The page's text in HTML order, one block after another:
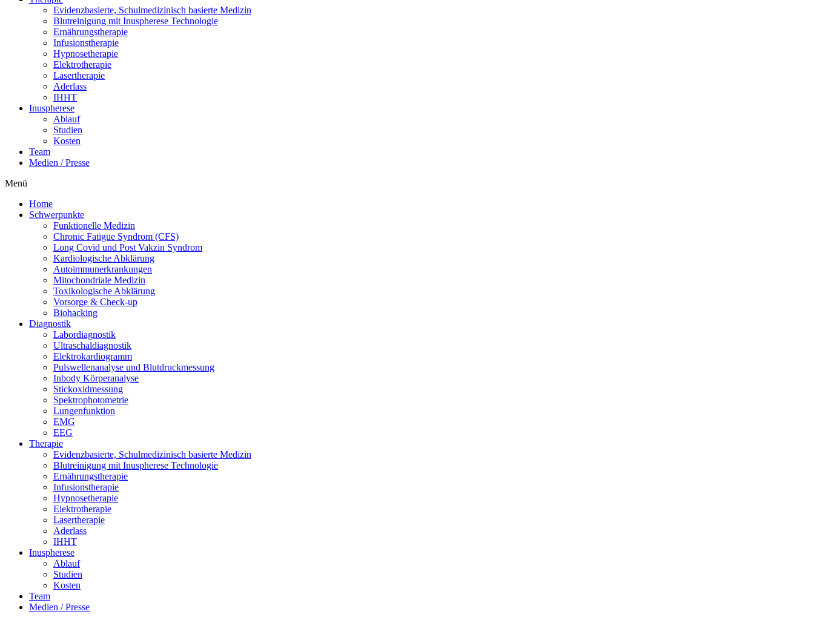
Evi­denz­ba­sier­te, Schul­me­di­zi­nisch basier­te Medizin
Blut­rei­ni­gung mit Inu­s­phe­re­se Technologie
Ernäh­rungs­the­ra­pie
Infu­si­ons­the­ra­pie
Hyp­no­se­the­ra­pie
Elek­tro­the­ra­pie
Laser­the­ra­pie
Ader­lass
IHHT
Inu­s­phe­re­se
Ablauf
Stu­di­en
Kos­ten
Team
Medi­en / Presse
Menü
Home
Schwer­punk­te
Funk­tio­nel­le Medizin
Chro­nic Fati­gue Syn­drom (CFS)
Long Covid und Post Vak­zin Syndrom
Kar­dio­lo­gi­sche Abklärung
Auto­im­mun­erkran­kun­gen
Mito­chon­dria­le Medizin
Toxi­ko­lo­gi­sche Abklärung
Vor­sor­ge & Check-up
Bio­hack­ing
Dia­gnos­tik
Labor­dia­gnos­tik
Ultra­schal­dia­gnos­tik
Elek­tro­kar­dio­gramm
Puls­wel­len­ana­ly­se und Blutdruckmessung
Inbo­dy Körperanalyse
Stick­oxid­mes­sung
Spek­tro­pho­to­me­trie
Lun­gen­funk­ti­on
EMG
EEG
The­ra­pie
Evi­denz­ba­sier­te, Schul­me­di­zi­nisch basier­te Medizin
Blut­rei­ni­gung mit Inu­s­phe­re­se Technologie
Ernäh­rungs­the­ra­pie
Infu­si­ons­the­ra­pie
Hyp­no­se­the­ra­pie
Elek­tro­the­ra­pie
Laser­the­ra­pie
Ader­lass
IHHT
Inu­s­phe­re­se
Ablauf
Stu­di­en
Kos­ten
Team
Medi­en / Presse